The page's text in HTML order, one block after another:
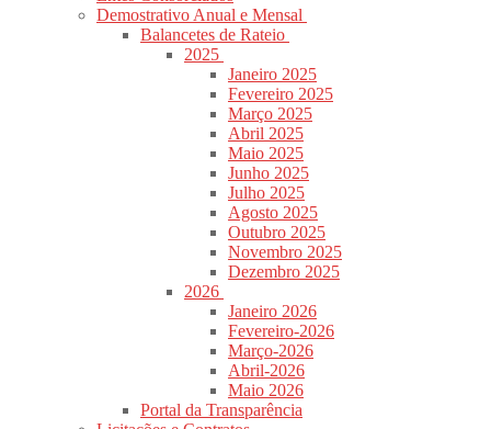
Demostrativo Anual e Mensal
Balancetes de Rateio
2025
Janeiro 2025
Fevereiro 2025
Março 2025
Abril 2025
Maio 2025
Junho 2025
Julho 2025
Agosto 2025
Outubro 2025
Novembro 2025
Dezembro 2025
2026
Janeiro 2026
Fevereiro-2026
Março-2026
Abril-2026
Maio 2026
Portal da Transparência